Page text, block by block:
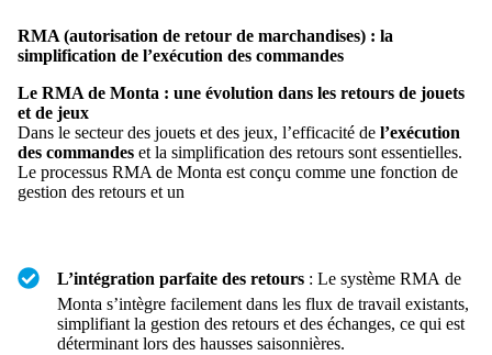
RMA (autorisation de retour de marchandises) : la
simplification de l’exécution des commandes
Le RMA de Monta : une évolution dans les retours de jouets
et de jeux
Dans le secteur des jouets et des jeux, l’efficacité de l’exécution
des commandes et la simplification des retours sont essentielles.
Le processus RMA de Monta est conçu comme une fonction de
gestion des retours et un
L’intégration parfaite des retours : Le système RMA de
Monta s’intègre facilement dans les flux de travail existants,
simplifiant la gestion des retours et des échanges, ce qui est
déterminant lors des hausses saisonnières.